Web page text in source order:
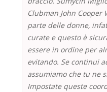
Clubman John Cooper
parte delle donne,
curate e questo è
essere in ordine per
evitando. Se continui
assumiamo che tu ne
Impostate queste